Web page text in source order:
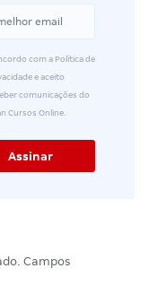
com a Política de
e aceito
comunicações do
Cursos Online.
Campos